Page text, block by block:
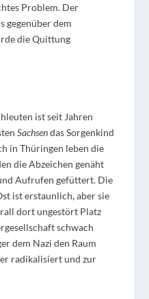
Problem. Der
gegenüber dem
die Quittung
ist seit Jahren
Sachsendas Sorgenkind
in Thüringen leben die
die Abzeichen genäht
Aufrufen gefüttert. Die
ist erstaunlich, aber sie
dort ungestört Platz
schwach
dem Nazi den Raum
radikalisiert und zur